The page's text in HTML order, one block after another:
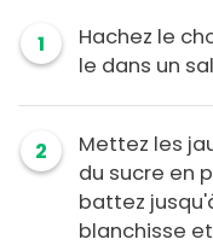
1
Hachez le
le dans un
2
Mettez les
du sucre en
battez
blanchisse